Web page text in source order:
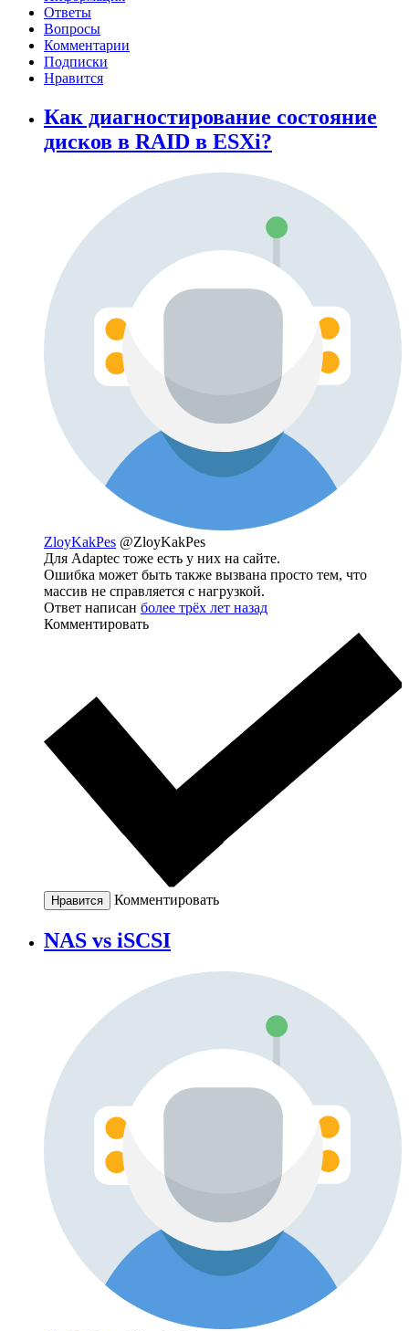
Ответы
Вопросы
Комментарии
Подписки
Нравится
Как диагностирование состояние
дисков в RAID в ESXi?
ZloyKakPes @ZloyKakPes
Для Adaptec тоже есть у них на сайте.
Ошибка может быть также вызвана просто тем, что
массив не справляется с нагрузкой.
Ответ написан более трёх лет назад
Комментировать
Нравится Комментировать
NAS vs iSCSI